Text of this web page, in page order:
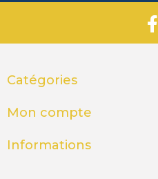
Catégories
Mon compte
Informations